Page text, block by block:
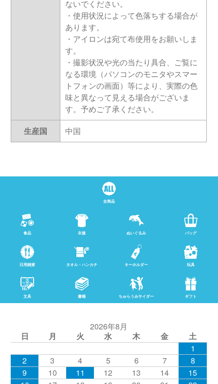
ないでください。
・使用状況によって色落ちする場合が
あります。
・アイロンは宛て布使用をお願いしま
す。
・撮影状況や光の当たり具合、ご覧に
なる環境（パソコンのモニタやスマー
トフォンの画面）等により、実際の色
味と異なって見える場合がございま
す。予めご了承ください。
生産国
中国
全商品
食品 衣服 ぬいぐるみ バッグ
日用雑貨 タオル・ハンカチ キーホルダー 玩具
文具 書籍 ちゅらうみサイダー ギフト
2026年8月
日
月 火 水 木 金
土
1
2
3 4 5 6 7
8
9
10 11 12 13 14
15